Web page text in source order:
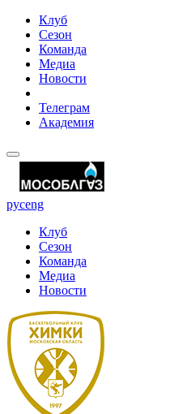
Клуб
Сезон
Команда
Медиа
Новости
Телеграм
Академия
русeng
Клуб
Сезон
Команда
Медиа
Новости